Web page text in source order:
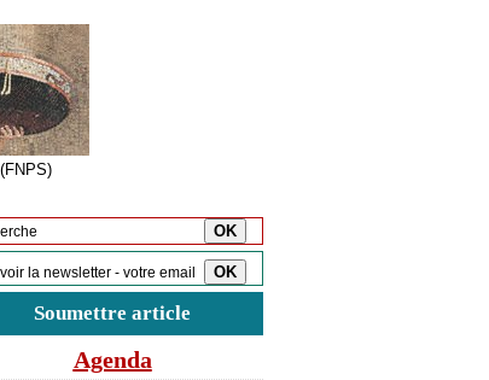
Soumettre article
Agenda